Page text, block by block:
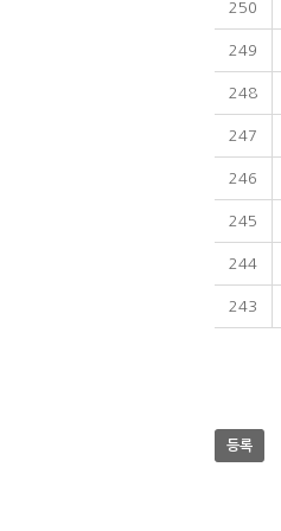
250
249
248
247
246
245
244
243
등록